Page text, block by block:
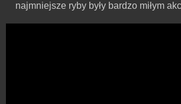
najmniejsze ryby były bardzo miłym